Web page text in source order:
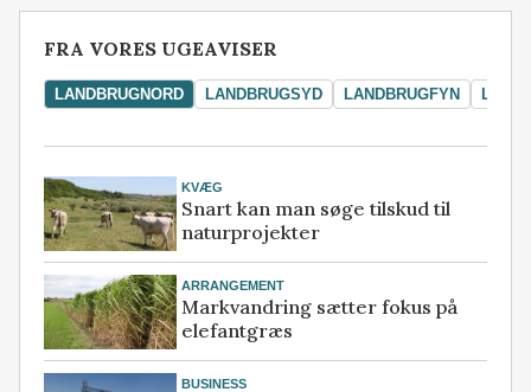
FRA VORES UGEAVISER
LANDBRUGNORD LANDBRUGSYD LANDBRUGFYN
KVÆG
Snart kan man søge tilskud til
naturprojekter
ARRANGEMENT
Markvandring sætter fokus på
elefantgræs
BUSINESS